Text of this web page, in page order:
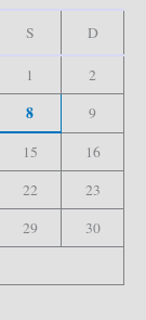
S D
1
2
8
9
15
16
22
23
29
30